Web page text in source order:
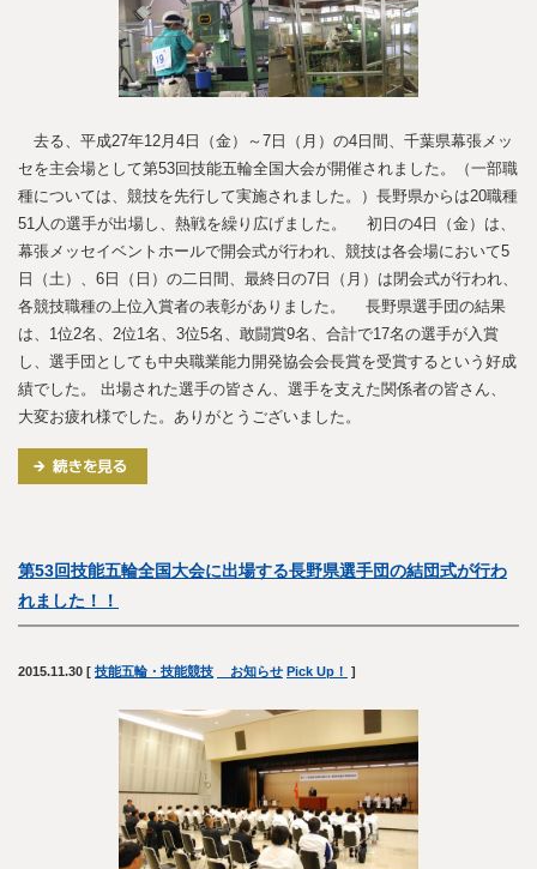
去る、平成27年12月4日（金）～7日（月）の4日間、千葉県幕張メッ
セを主会場として第53回技能五輪全国大会が開催されました。（一部職
種については、競技を先行して実施されました。）長野県からは20職種
51人の選手が出場し、熱戦を繰り広げました。 初日の4日（金）は、
幕張メッセイベントホールで開会式が行われ、競技は各会場において5
日（土）、6日（日）の二日間、最終日の7日（月）は閉会式が行われ、
各競技職種の上位入賞者の表彰がありました。 長野県選手団の結果
は、1位2名、2位1名、3位5名、敢闘賞9名、合計で17名の選手が入賞
し、選手団としても中央職業能力開発協会会長賞を受賞するという好成
績でした。 出場された選手の皆さん、選手を支えた関係者の皆さん、
大変お疲れ様でした。ありがとうございました。
第53回技能五輪全国大会に出場する長野県選手団の結団式が行わ
れました！！
2015.11.30 [ 技能五輪・技能競技 お知らせ Pick Up！ ]